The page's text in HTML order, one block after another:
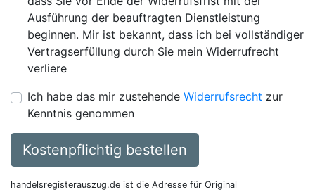
Ausführung der beauftragten Dienstleistung
beginnen. Mir ist bekannt, dass ich bei vollständiger
Vertragserfüllung durch Sie mein Widerrufrecht
verliere
Ich habe das mir zustehende Widerrufsrecht zur
Kenntnis genommen
Kostenpflichtig bestellen
handelsregisterauszug.de ist die Adresse für Original